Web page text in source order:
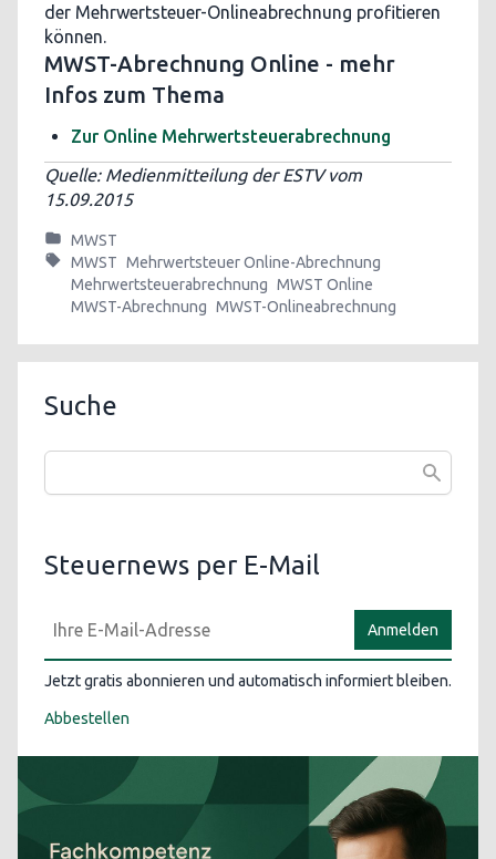
der Mehrwertsteuer-Onlineabrechnung profitieren
können.
MWST-Abrechnung Online - mehr
Infos zum Thema
Zur Online Mehrwertsteuerabrechnung
Quelle: Medienmitteilung der ESTV vom
15.09.2015
MWST
MWST Mehrwertsteuer Online-Abrechnung
Mehrwertsteuerabrechnung MWST Online
MWST-Abrechnung MWST-Onlineabrechnung
Suche
Steuernews per E-Mail
Anmelden
Jetzt gratis abonnieren und automatisch informiert bleiben.
Abbestellen